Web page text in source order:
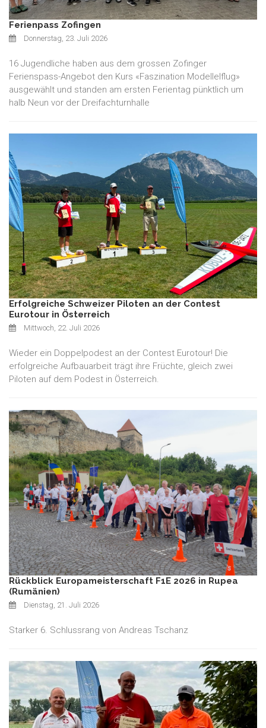
Ferienpass Zofingen
Donnerstag, 23. Juli 2026
16 Jugendliche haben aus dem grossen Zofinger
Ferienspass-Angebot den Kurs «Faszination Modellelflug»
ausgewählt und standen am ersten Ferientag pünktlich um
halb Neun vor der Dreifachturnhalle
Erfolgreiche Schweizer Piloten an der Contest
Eurotour in Österreich
Mittwoch, 22. Juli 2026
Wieder ein Doppelpodest an der Contest Eurotour! Die
erfolgreiche Aufbauarbeit trägt ihre Früchte, gleich zwei
Piloten auf dem Podest in Österreich.
Rückblick Europameisterschaft F1E 2026 in Rupea
(Rumänien)
Dienstag, 21. Juli 2026
Starker 6. Schlussrang von Andreas Tschanz